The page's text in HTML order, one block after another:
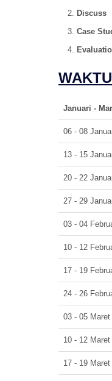
Discuss
Case
Januari -
06 - 08
13 - 15
20 - 22
27 - 29
03 - 04
10 - 12
17 - 19
24 - 26
03 - 05 Maret
10 - 12 Maret
17 - 19 Maret